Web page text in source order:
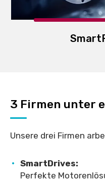
3 Firmen unter
Unsere drei Firmen
SmartDrives:
Perfekte